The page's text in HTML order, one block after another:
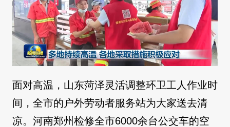
面对高温，山东菏泽灵活调整环卫工人作业时
间，全市的户外劳动者服务站为大家送去清
凉。河南郑州检修全市6000余台公交车的空